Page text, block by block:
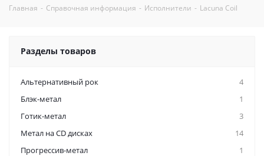
Главная - Справочная информация - Исполнители - Lacuna Coil
Разделы товаров
Альтернативный рок
4
Блэк-метал
1
Готик-метал
3
Метал на CD дисках
14
Прогрессив-метал
1